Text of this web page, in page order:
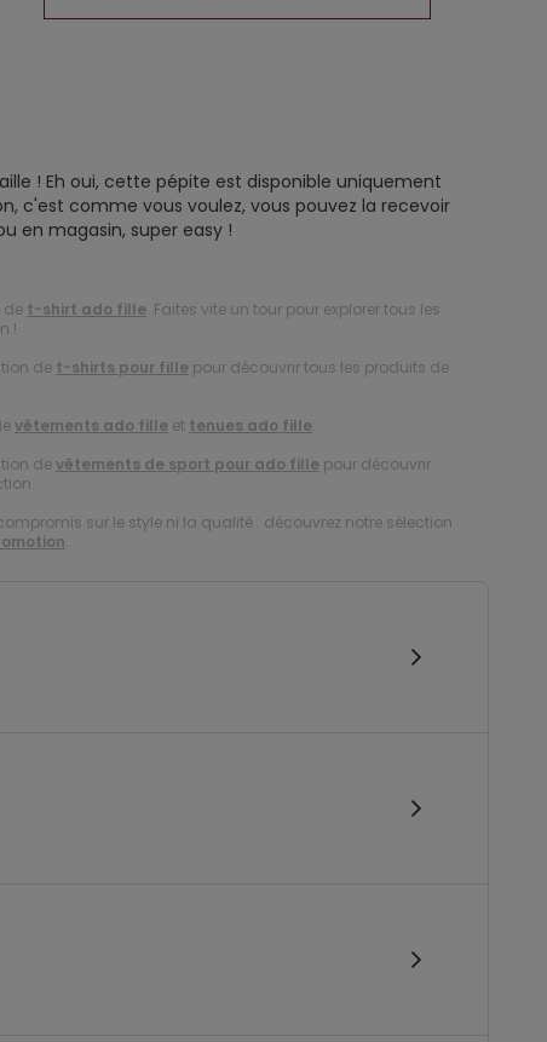
! Eh oui, cette pépite est disponible uniquement
c'est comme vous voulez, vous pouvez la recevoir
en magasin, super easy !
de t-shirt ado fille. Faites vite un tour pour explorer tous les
!
de t-shirts pour fille pour découvrir tous les produits de
vêtements ado fille et tenues ado fille.
devêtements de sport pour ado fille pour découvrir
sur le style ni la qualité : découvrez notre sélection
.